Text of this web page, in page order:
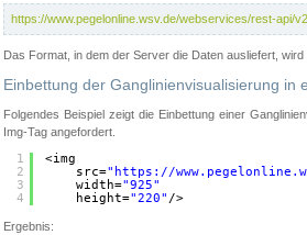
https://www.pegelonline.wsv.de/webservices/rest-api/
Das Format, in dem der Server die Daten ausliefert,
Einbettung der Ganglinienvisualisierung in
Folgendes Beispiel zeigt die Einbettung einer
Img-Tag angefordert.
1
2
3
4
<img
src=" https://
width="925"
height="220" />
Ergebnis: